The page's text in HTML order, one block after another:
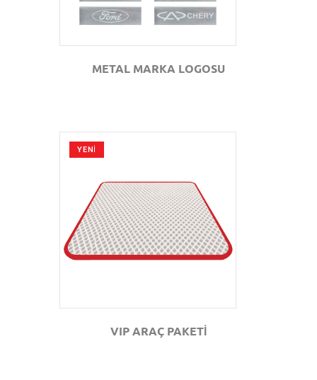
METAL MARKA LOGOSU
YENİ
GÖZAT
VIP ARAÇ PAKETİ